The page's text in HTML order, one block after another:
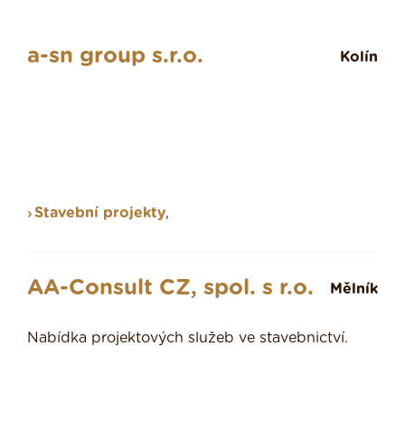
a-sn group s.r.o. Kolín
Stavební projekty,
AA-Consult CZ, spol. s r.o. Mělník
Nabídka projektových služeb ve stavebnictví.